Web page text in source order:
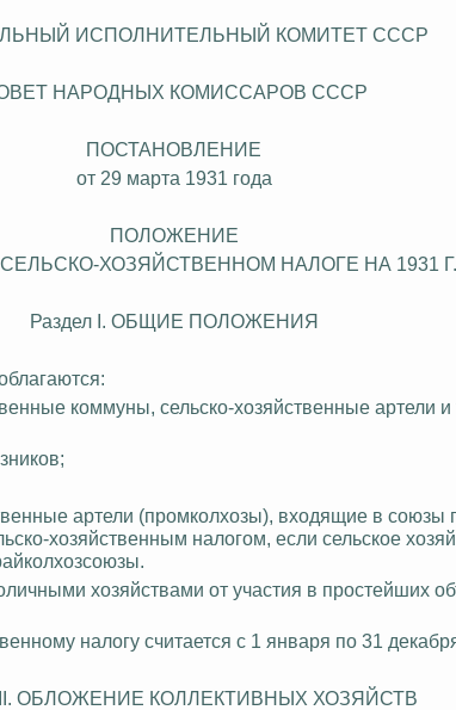
ИСПОЛНИТЕЛЬНЫЙ КОМИТЕТ СССР
НАРОДНЫХ КОМИССАРОВ СССР
ПОСТАНОВЛЕНИЕ
от 29 марта 1931 года
ПОЛОЖЕНИЕ
СЕЛЬСКО-ХОЗЯЙСТВЕННОМ НАЛОГЕ НА 1931 Г.
Раздел I. ОБЩИЕ ПОЛОЖЕНИЯ
коммуны, сельско-хозяйственные артели
артели (промколхозы), входящие в союзы
хозяйственным налогом, если сельское
хозяйствами от участия в простейших
налогу считается с 1 января по 31
II. ОБЛОЖЕНИЕ КОЛЛЕКТИВНЫХ ХОЗЯЙСТВ